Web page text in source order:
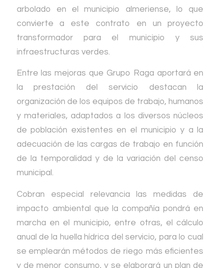
arbolado en el municipio almeriense, lo que
convierte a este contrato en un proyecto
transformador para el municipio y sus
infraestructuras verdes.
Entre las mejoras que Grupo Raga aportará en
la prestación del servicio destacan la
organización de los equipos de trabajo, humanos
y materiales, adaptados a los diversos núcleos
de población existentes en el municipio y a la
adecuación de las cargas de trabajo en función
de la temporalidad y de la variación del censo
municipal.
Cobran especial relevancia las medidas de
impacto ambiental que la compañía pondrá en
marcha en el municipio, entre otras, el cálculo
anual de la huella hídrica del servicio, para lo cual
se emplearán métodos de riego más eficientes
y de menor consumo, y se elaborará un plan de